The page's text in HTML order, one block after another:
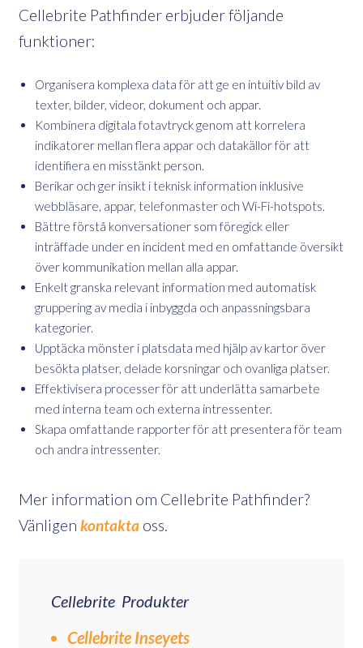
Cellebrite Pathfinder erbjuder följande
funktioner:
Organisera komplexa data för att ge en intuitiv bild av
texter, bilder, videor, dokument och appar.
Kombinera digitala fotavtryck genom att korrelera
indikatorer mellan flera appar och datakällor för att
identifiera en misstänkt person.
Berikar och ger insikt i teknisk information inklusive
webbläsare, appar, telefonmaster och Wi-Fi-hotspots.
Bättre förstå konversationer som föregick eller
inträffade under en incident med en omfattande översikt
över kommunikation mellan alla appar.
Enkelt granska relevant information med automatisk
gruppering av media i inbyggda och anpassningsbara
kategorier.
Upptäcka mönster i platsdata med hjälp av kartor över
besökta platser, delade korsningar och ovanliga platser.
Effektivisera processer för att underlätta samarbete
med interna team och externa intressenter.
Skapa omfattande rapporter för att presentera för team
och andra intressenter.
Mer information om Cellebrite Pathfinder?
Vänligen kontakta oss.
Cellebrite Produkter
Cellebrite Inseyets